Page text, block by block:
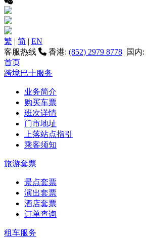
繁 | 简 | EN
客服热线
香港: (852) 2979 8778 国内:
首页
跨境巴士服务
业务简介
购买车票
班次详情
门市地址
上落站点指引
乘客须知
旅游套票
景点套票
演出套票
酒店套票
订单查询
租车服务